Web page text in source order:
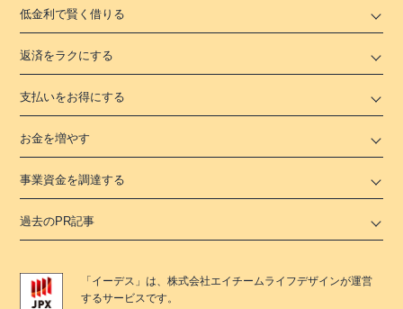
低金利で賢く借りる
返済をラクにする
支払いをお得にする
お金を増やす
事業資金を調達する
過去のPR記事
「 イーデス 」は、株式会社エイチームライフデザインが運営
するサービスです。